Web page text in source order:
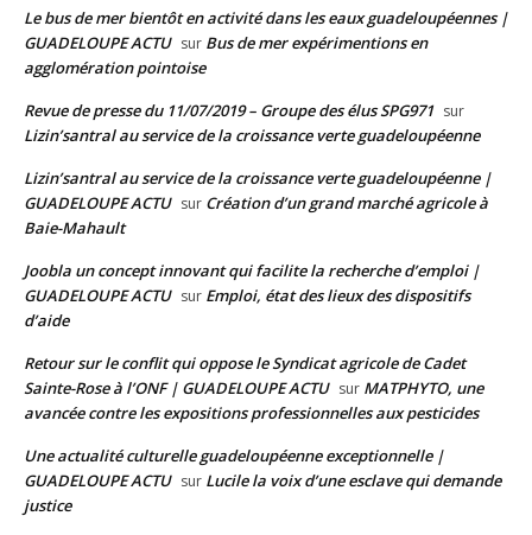
Le bus de mer bientôt en activité dans les eaux guadeloupéennes |
GUADELOUPE ACTU sur Bus de mer expérimentions en
agglomération pointoise
Revue de presse du 11/07/2019 – Groupe des élus SPG971 sur
Lizin’santral au service de la croissance verte guadeloupéenne
Lizin’santral au service de la croissance verte guadeloupéenne |
GUADELOUPE ACTU sur Création d’un grand marché agricole à
Baie-Mahault
Joobla un concept innovant qui facilite la recherche d’emploi |
GUADELOUPE ACTU sur Emploi, état des lieux des dispositifs
d’aide
Retour sur le conflit qui oppose le Syndicat agricole de Cadet
Sainte-Rose à l’ONF | GUADELOUPE ACTU sur MATPHYTO, une
avancée contre les expositions professionnelles aux pesticides
Une actualité culturelle guadeloupéenne exceptionnelle |
GUADELOUPE ACTU sur Lucile la voix d’une esclave qui demande
justice